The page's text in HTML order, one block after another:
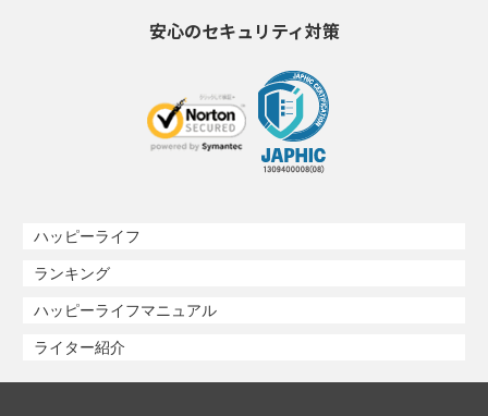
安心のセキュリティ対策
ハッピーライフ
ランキング
ハッピーライフマニュアル
ライター紹介